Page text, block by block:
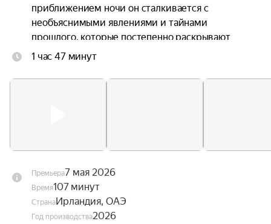
приближением ночи он сталкивается с
необъяснимыми явлениями и тайнами
прошлого, которые постепенно раскрывают
зловещую природу этого уединённого уголка.
1 час 47 минут
Премьера7 мая 2026
Время107 минут
СтранаИрландия, ОАЭ
Год производства2026